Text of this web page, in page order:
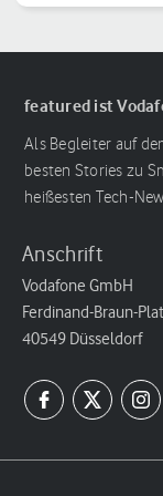
featured ist
Als Begleiter auf
besten Stories zu
heißesten Tech-
Anschrift
Vodafone GmbH
Ferdinand-Braun-
40549 Düsseldorf